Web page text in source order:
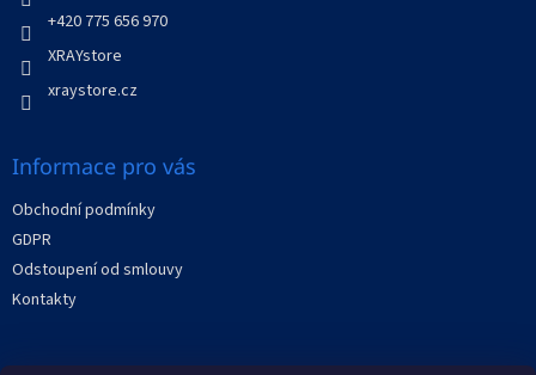
+420 775 656 970
XRAYstore
xraystore.cz
Informace pro vás
Obchodní podmínky
GDPR
Odstoupení od smlouvy
Kontakty